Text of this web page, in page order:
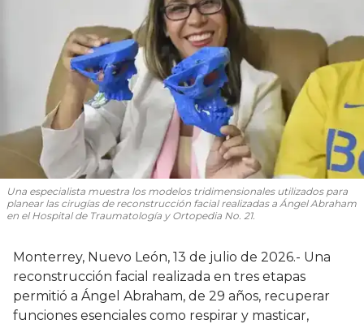
Una especialista muestra los modelos tridimensionales utilizados para
planear las cirugías de reconstrucción facial realizadas a Ángel Abraham
en el Hospital de Traumatología y Ortopedia No. 21.
Monterrey, Nuevo León, 13 de julio de 2026.- Una
reconstrucción facial realizada en tres etapas
permitió a Ángel Abraham, de 29 años, recuperar
funciones esenciales como respirar y masticar,